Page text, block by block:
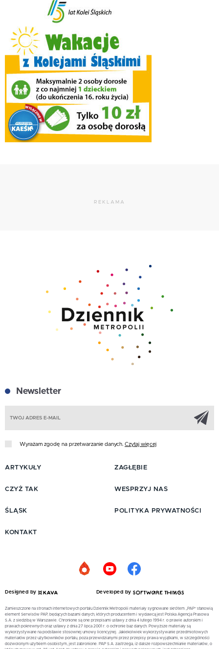
REKLAMA
Newsletter
Wyrażam zgodę na przetwarzanie danych. Czytaj więcej
ARTYKUŁY
CZYŻ TAK
ŚLĄSK
ZAGŁĘBIE
WESPRZYJ NAS
POLITYKA PRYWATNOŚCI
KONTAKT
Designed by Developed by
Zamieszczone na stronach internetowych portalu Dziennik Metropolii materiały sygnowane skrótem „PAP” stanowią
element Serwisów PAP, będących bazami danych, których producentem i wydawcą jest Polska Agencja Prasowa
S.A. z siedzibą w Warszawie. Chronione są one przepisami ustawy z dnia 4 lutego 1994 r. o prawie autorskim i
prawach pokrewnych oraz ustawy z dnia 27 lipca 2001 r. o ochronie baz danych. Powyższe materiały są
wykorzystywane na podstawie stosownej umowy licencyjnej. Jakiekolwiek wykorzystywanie przedmiotowych
materiałów przez użytkowników portalu, poza przewidzianymi przez przepisy prawa wyjątkami, w szczególności
dozwolonym użytkiem osobistym, jest zabronione. PAP S.A. zastrzega, iż dalsze rozpowszechnianie materiałów, o